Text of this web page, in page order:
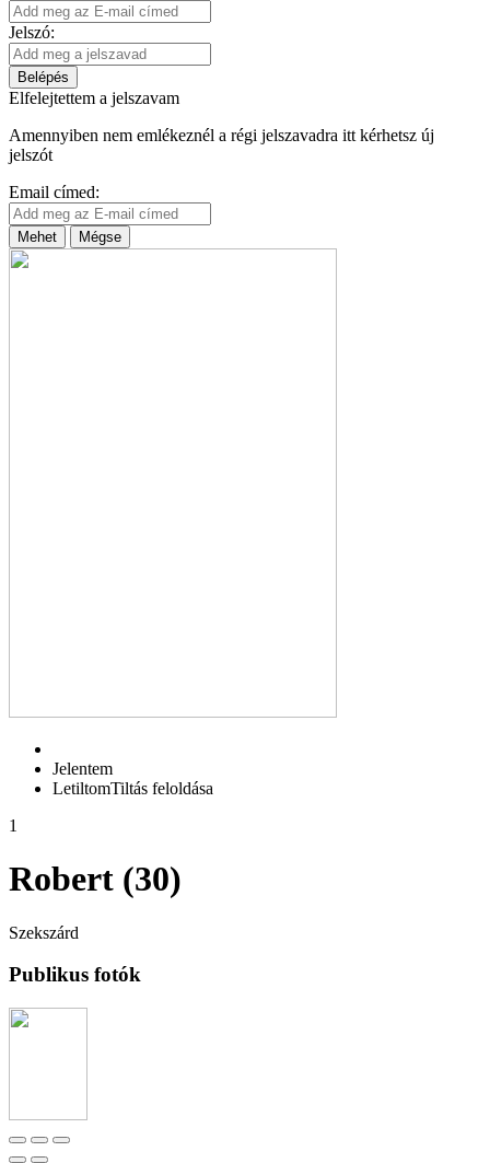
Jelszó:
Belépés
Elfelejtettem a jelszavam
Amennyiben nem emlékeznél a régi jelszavadra itt kérhetsz új
jelszót
Email címed:
Mehet Mégse
Jelentem
LetiltomTiltás feloldása
1
Robert (30)
Szekszárd
Publikus fotók